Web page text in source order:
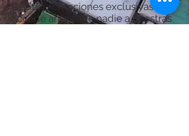
Recibí promociones exclusivas y
accedé antes que nadie a nuestras